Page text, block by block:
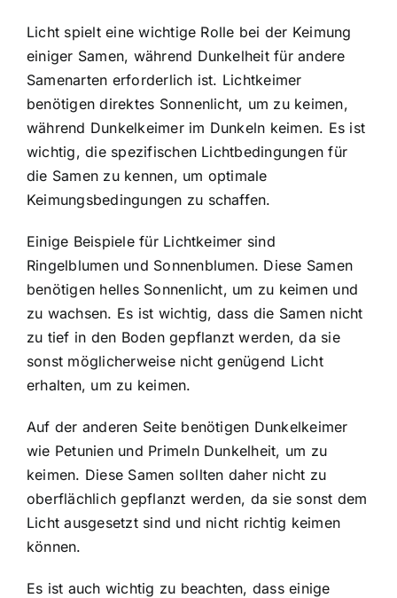
Licht spielt eine wichtige Rolle bei der Keimung
einiger Samen, während Dunkelheit für andere
Samenarten erforderlich ist. Lichtkeimer
benötigen direktes Sonnenlicht, um zu keimen,
während Dunkelkeimer im Dunkeln keimen. Es ist
wichtig, die spezifischen Lichtbedingungen für
die Samen zu kennen, um optimale
Keimungsbedingungen zu schaffen.
Einige Beispiele für Lichtkeimer sind
Ringelblumen und Sonnenblumen. Diese Samen
benötigen helles Sonnenlicht, um zu keimen und
zu wachsen. Es ist wichtig, dass die Samen nicht
zu tief in den Boden gepflanzt werden, da sie
sonst möglicherweise nicht genügend Licht
erhalten, um zu keimen.
Auf der anderen Seite benötigen Dunkelkeimer
wie Petunien und Primeln Dunkelheit, um zu
keimen. Diese Samen sollten daher nicht zu
oberflächlich gepflanzt werden, da sie sonst dem
Licht ausgesetzt sind und nicht richtig keimen
können.
Es ist auch wichtig zu beachten, dass einige